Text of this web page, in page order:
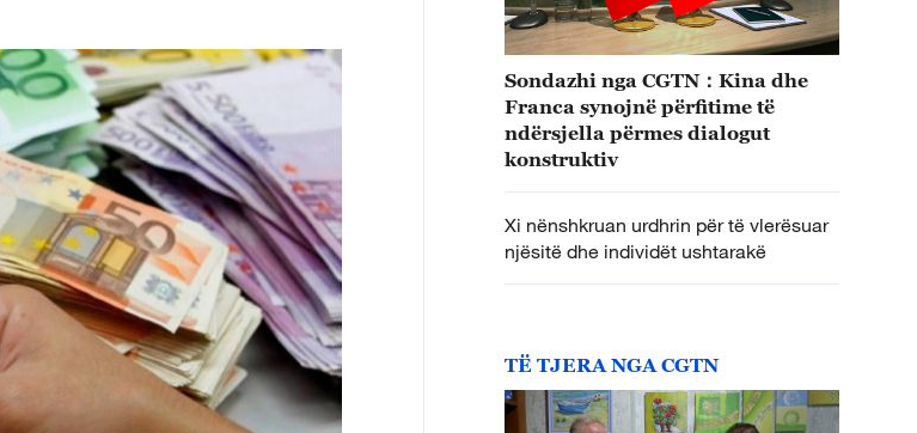
Sondazhi nga CGTN：Kina dhe
Franca synojnë përfitime të
ndërsjella përmes dialogut
konstruktiv
Xi nënshkruan urdhrin për të vlerësuar
njësitë dhe individët ushtarakë
TË TJERA NGA CGTN